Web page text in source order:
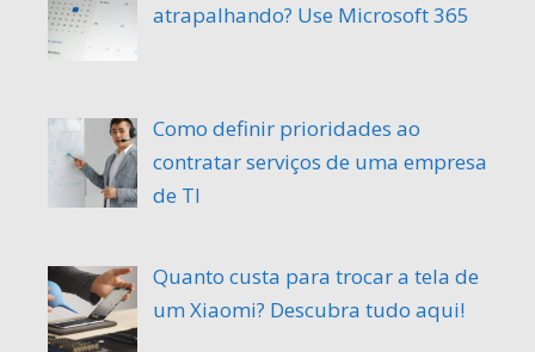
atrapalhando? Use Microsoft 365
Como definir prioridades ao
contratar serviços de uma empresa
de TI
Quanto custa para trocar a tela de
um Xiaomi? Descubra tudo aqui!